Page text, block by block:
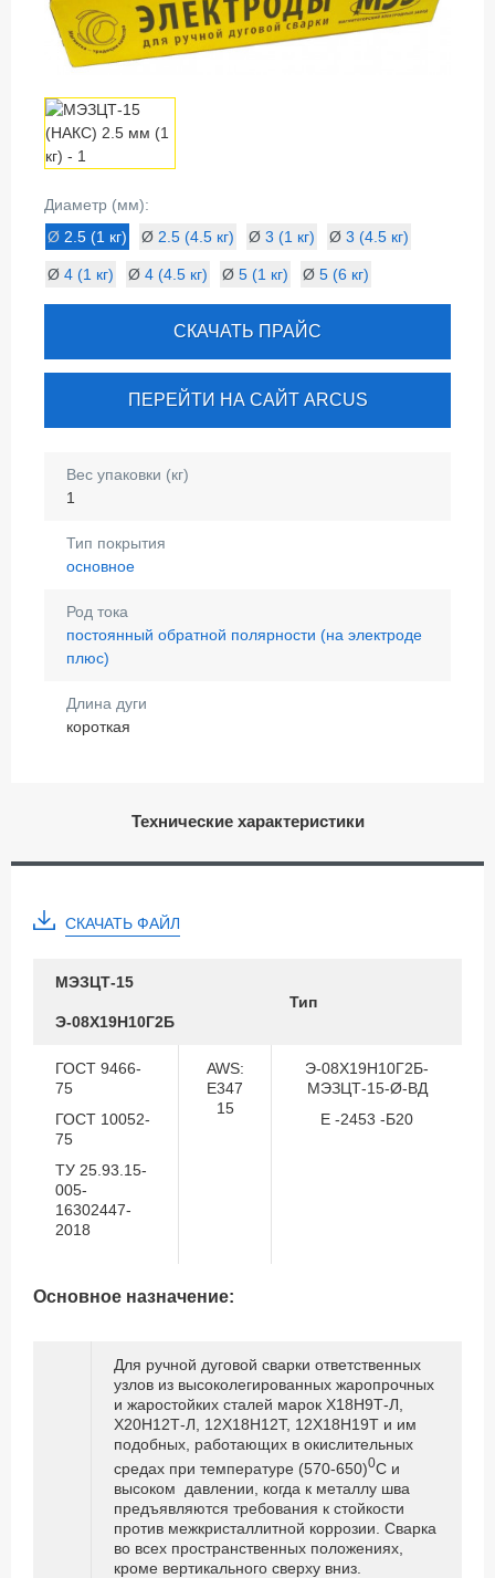
Диаметр (мм):
Ø 2.5 (1 кг) Ø 2.5 (4.5 кг) Ø 3 (1 кг) Ø 3 (4.5 кг)
Ø 4 (1 кг) Ø 4 (4.5 кг) Ø 5 (1 кг) Ø 5 (6 кг)
СКАЧАТЬ ПРАЙС
ПЕРЕЙТИ НА САЙТ ARCUS
Вес упаковки (кг)
1
Тип покрытия
основное
Род тока
постоянный обратной полярности (на электроде
плюс)
Длина дуги
короткая
Технические характеристики
СКАЧАТЬ ФАЙЛ
МЭЗЦТ-15
Тип
Э-08Х19Н10Г2Б
ГОСТ 9466-
75
ГОСТ 10052-
75
ТУ 25.93.15-
005-
16302447-
2018
AWS:
E347
15
Э-08Х19Н10Г2Б-
МЭЗЦТ-15-Ø-ВД
Е -2453 -Б20
Основное назначение:
Для ручной дуговой сварки ответственных
узлов из высоколегированных жаропрочных
и жаростойких сталей марок Х18Н9Т-Л,
Х20Н12Т-Л, 12Х18Н12Т, 12Х18Н19Т и им
подобных, работающих в окислительных
средах при температуре (570-650)0С и
высоком давлении, когда к металлу шва
предъявляются требования к стойкости
против межкристаллитной коррозии. Сварка
во всех пространственных положениях,
кроме вертикального сверху вниз.